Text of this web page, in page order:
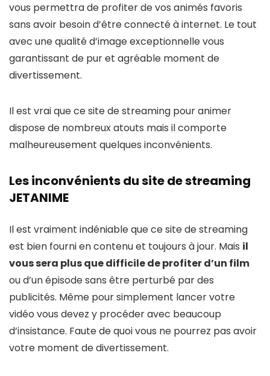
vous permettra de profiter de vos animés favoris
sans avoir besoin d’être connecté à internet. Le tout
avec une qualité d’image exceptionnelle vous
garantissant de pur et agréable moment de
divertissement.
Il est vrai que ce site de streaming pour animer
dispose de nombreux atouts mais il comporte
malheureusement quelques inconvénients.
Les inconvénients du site de streaming
JETANIME
Il est vraiment indéniable que ce site de streaming
est bien fourni en contenu et toujours à jour. Mais il
vous sera plus que difficile de profiter d’un film
ou d’un épisode sans être perturbé par des
publicités. Même pour simplement lancer votre
vidéo vous devez y procéder avec beaucoup
d’insistance. Faute de quoi vous ne pourrez pas avoir
votre moment de divertissement.